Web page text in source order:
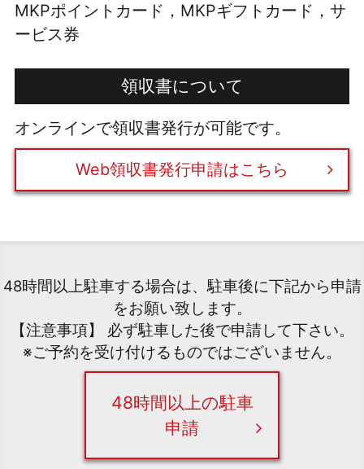
MKPポイントカード，MKPギフトカード，サ
ービス券
領収書について
オンラインで領収書発行が可能です。
Web領収書発行申請はこちら
48時間以上駐車する場合は、駐車後に下記から申請
をお願い致します。
【注意事項】 必ず駐車した後で申請して下さい。
※ご予約を受け付けるものではございません。
48時間以上の駐車
申請